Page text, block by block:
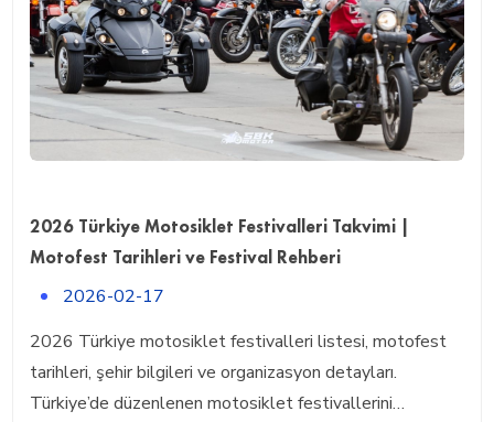
2026 Türkiye Motosiklet Festivalleri Takvimi |
Motofest Tarihleri ve Festival Rehberi
2026-02-17
2026 Türkiye motosiklet festivalleri listesi, motofest
tarihleri, şehir bilgileri ve organizasyon detayları.
Türkiye’de düzenlenen motosiklet festivallerini…